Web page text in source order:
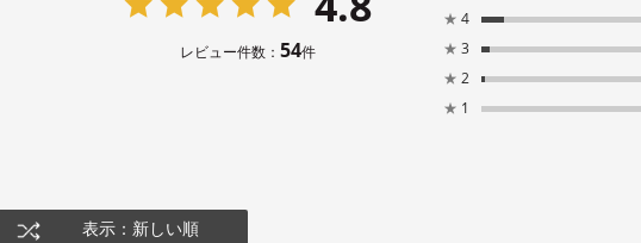
レビュー件数： 54件
★ 4
★ 3
★ 2
★ 1
表示：新しい順